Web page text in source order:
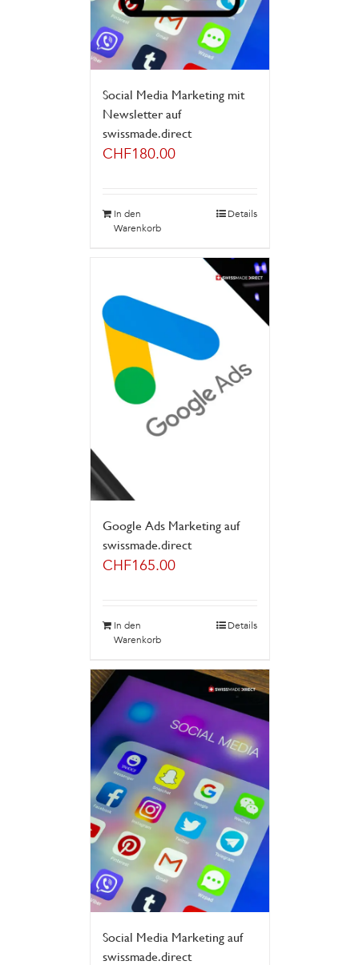
Social Media Marketing mit
Newsletter auf
swissmade.direct
CHF180.00
In den
Warenkorb
Details
Google Ads Marketing auf
swissmade.direct
CHF165.00
In den
Warenkorb
Details
Social Media Marketing auf
swissmade.direct